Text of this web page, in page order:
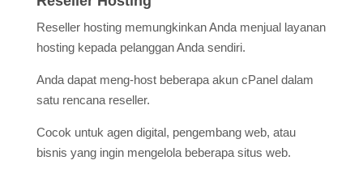
Reseller hosting memungkinkan Anda menjual layanan
hosting kepada pelanggan Anda sendiri.
Anda dapat meng-host beberapa akun cPanel dalam
satu rencana reseller.
Cocok untuk agen digital, pengembang web, atau
bisnis yang ingin mengelola beberapa situs web.